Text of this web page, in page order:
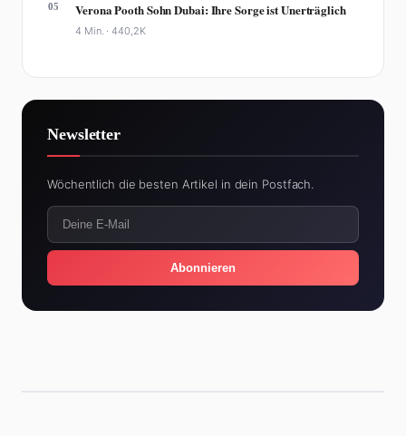
05 Verona Pooth Sohn Dubai: Ihre Sorge ist Unerträglich
4 Min. ·440,2K
Newsletter
Wöchentlich die besten Artikel in dein Postfach.
Abonnieren